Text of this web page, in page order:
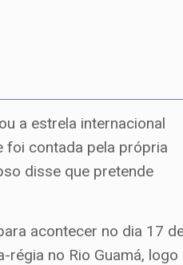
a estrela internacional
foi contada pela própria
disse que pretende
acontecer no dia 17
no Rio Guamá, logo